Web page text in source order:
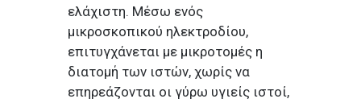
ελάχιστη. Μέσω ενός
μικροσκοπικού ηλεκτροδίου,
επιτυγχάνεται με μικροτομές η
διατομή των ιστών, χωρίς να
επηρεάζονται οι γύρω υγιείς ιστοί,